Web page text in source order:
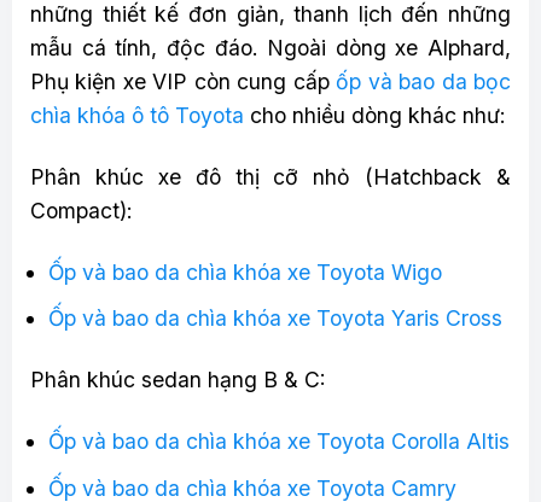
những thiết kế đơn giản, thanh lịch đến những
mẫu cá tính, độc đáo. Ngoài dòng xe Alphard,
Phụ kiện xe VIP còn cung cấp ốp và bao da bọc
chìa khóa ô tô Toyota cho nhiều dòng khác như:
Phân khúc xe đô thị cỡ nhỏ (Hatchback &
Compact):
Ốp và bao da chìa khóa xe Toyota Wigo
Ốp và bao da chìa khóa xe Toyota Yaris Cross
Phân khúc sedan hạng B & C:
Ốp và bao da chìa khóa xe Toyota Corolla Altis
Ốp và bao da chìa khóa xe Toyota Camry